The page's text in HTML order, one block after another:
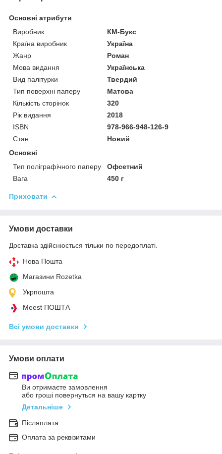
Основні атрибути
Виробник
КМ-Букс
Країна виробник
Україна
Жанр
Роман
Мова видання
Українська
Вид палітурки
Твердий
Тип поверхні паперу
Матова
Кількість сторінок
320
Рік видання
2018
ISBN
978-966-948-126-9
Стан
Новий
Основні
Тип поліграфічного паперу
Офсетний
Вага
450 г
Приховати
Умови доставки
Доставка здійснюється тільки по передоплаті.
Нова Пошта
Магазини Rozetka
Укрпошта
Meest ПОШТА
Всі умови доставки
Умови оплати
Ви отримаєте замовлення
або гроші повернуться на вашу картку
Детальніше
Післяплата
Оплата за реквізитами